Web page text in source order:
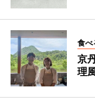
食べ
京
理